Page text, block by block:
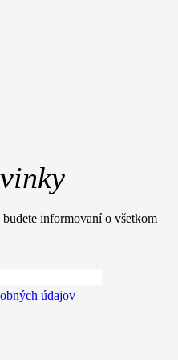
informovaní o všetkom
údajov